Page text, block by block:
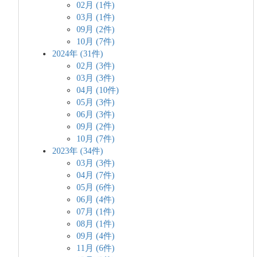
02月 (1件)
03月 (1件)
09月 (2件)
10月 (7件)
2024年 (31件)
02月 (3件)
03月 (3件)
04月 (10件)
05月 (3件)
06月 (3件)
09月 (2件)
10月 (7件)
2023年 (34件)
03月 (3件)
04月 (7件)
05月 (6件)
06月 (4件)
07月 (1件)
08月 (1件)
09月 (4件)
11月 (6件)